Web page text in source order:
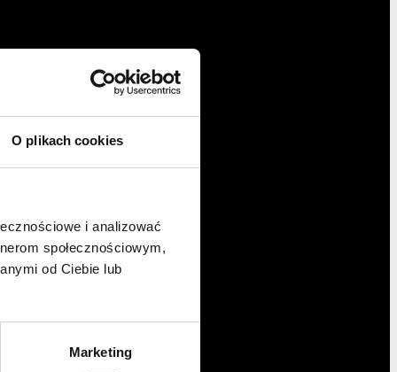
O plikach cookies
i analizować
społecznościowym,
od Ciebie lub
Marketing